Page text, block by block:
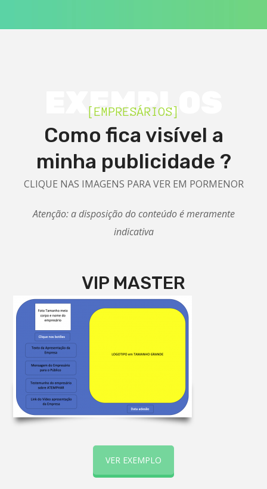
EXEMPLOS
[EMPRESÁRIOS]
Como fica visível a
minha publicidade ?
CLIQUE NAS IMAGENS PARA VER EM PORMENOR
Atenção: a disposição do conteúdo é meramente
indicativa
VIP MASTER
VER EXEMPLO